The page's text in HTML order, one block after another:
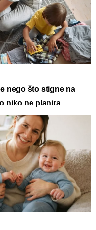
nego što stigne na
niko ne planira